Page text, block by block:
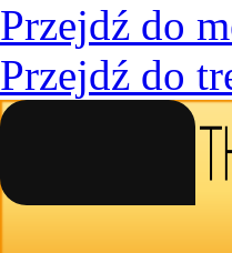
Przejdź do
Przejdź do